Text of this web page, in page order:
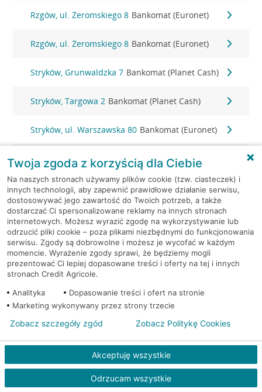
Rzgów, ul. Żeromskiego 8 Bankomat (Euronet)
Rzgów, ul. Żeromskiego 8 Bankomat (Euronet)
Stryków, Grunwaldzka 7 Bankomat (Planet Cash)
Stryków, Targowa 2 Bankomat (Planet Cash)
Stryków, ul. Warszawska 80 Bankomat (Euronet)
Tuszyn, ul. Rzgowska 100 Bankomat (Euronet)
Zgierz, 1 Maja 30/40 Bankomat (Euronet)
Zgierz, 3-go maja 5a Bankomat (Planet Cash)
Zgierz, 3 Maja 4 Bankomat (Planet Cash)
Zgierz, 3 Maja 4 Bankomat (Planet Cash)
Zgierz, Armii Krajowej 2 Bankomat (Planet Cash)
Zgierz, Tuwima 20 Bankomat (Planet Cash)
Zgierz, ul. 3 Maja 4 Bankomat (Euronet)
Zgierz, ul. 3 Maja 4 Bankomat (Euronet)
Twoja zgoda z korzyścią dla Ciebie
Na naszych stronach używamy plików cookie (tzw. ciasteczek) i
innych technologii, aby zapewnić prawidłowe działanie serwisu,
dostosowywać jego zawartość do Twoich potrzeb, a także
dostarczać Ci spersonalizowane reklamy na innych stronach
internetowych. Możesz wyrazić zgodę na wykorzystywanie lub
odrzucić pliki cookie – poza plikami niezbędnymi do funkcjonowania
serwisu. Zgody są dobrowolne i możesz je wycofać w każdym
momencie. Wyrażenie zgody sprawi, że będziemy mogli
prezentować Ci lepiej dopasowane treści i oferty na tej i innych
stronach Credit Agricole.
Analityka
Dopasowanie treści i ofert na stronie
Marketing wykonywany przez strony trzecie
Akceptuję wszystkie
Odrzucam wszystkie
Zobacz szczegóły zgód Zobacz Politykę Cookies